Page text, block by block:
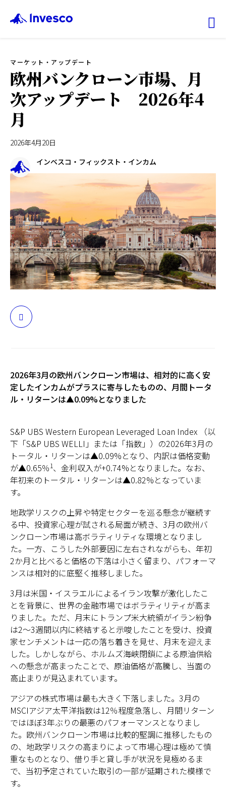
ファンド情報
マーケット情報
投資のヒント
会社情報
機関投資家
日本
マーケット・アップデート
欧州バンクローン市場、月
次アップデート 2026年4
月
2026年4月20日
インベスコ・フィックスト・インカム
2026年3月の欧州バンクローン市場は、相対的に高く安
定したインカムがプラスに寄与したものの、月間トータ
ル・リターンは▲0.09%となりました
S&P UBS Western European Leveraged Loan Index （以
下「S&P UBS WELLI」または「指数」）の2026年3月の
トータル・リターンは▲0.09%となり、内訳は価格変動
が▲0.65％1、金利収入が+0.74%となりました。なお、
年初来のトータル・リターンは▲0.82%となっていま
す。
地政学リスクの上昇や特定セクターを巡る懸念が継続す
る中、投資家心理が試される局面が続き、3月の欧州バ
ンクローン市場は高ボラティリティな環境となりまし
た。一方、こうした外部要因に左右されながらも、年初
2か月と比べると価格の下落は小さく留まり、パフォーマ
ンスは相対的に底堅く推移しました。
3月は米国・イスラエルによるイラン攻撃が激化したこ
とを背景に、世界の金融市場ではボラティリティが高ま
りました。ただ、月末にトランプ米大統領がイラン紛争
は2〜3週間以内に終結すると示唆したことを受け、投資
家センチメントは一応の落ち着きを見せ、月末を迎えま
した。しかしながら、ホルムズ海峡閉鎖による原油供給
への懸念が高まったことで、原油価格が高騰し、当面の
高止まりが見込まれています。
アジアの株式市場は最も大きく下落しました。3月の
MSCIアジア太平洋指数は12％程度急落し、月間リターン
ではほぼ3年ぶりの最悪のパフォーマンスとなりまし
た。欧州バンクローン市場は比較的堅調に推移したもの
の、地政学リスクの高まりによって市場心理は極めて慎
重なものとなり、借り手と貸し手が状況を見極めるま
で、当初予定されていた取引の一部が延期された模様で
す。